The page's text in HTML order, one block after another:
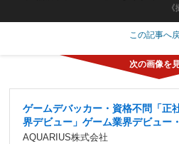
この記事へ
ゲームデバッカー・資格不問「正
界デビュー」ゲーム業界デビュー
AQUARIUS株式会社